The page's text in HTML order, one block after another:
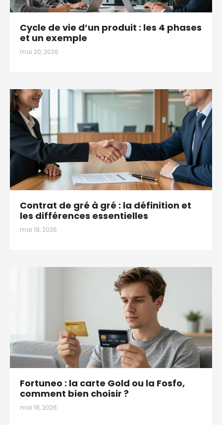
Cycle de vie d’un produit : les 4 phases
et un exemple
mai 20, 2026
Contrat de gré à gré : la définition et
les différences essentielles
mai 19, 2026
Fortuneo : la carte Gold ou la Fosfo,
comment bien choisir ?
mai 18, 2026